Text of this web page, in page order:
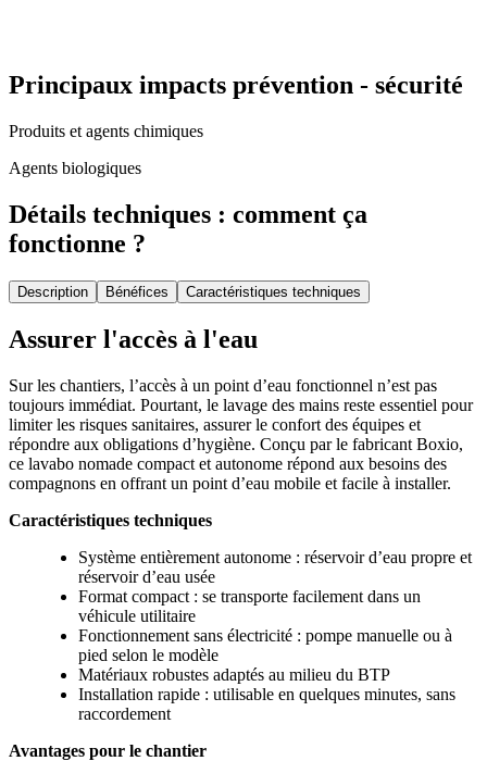
Principaux impacts prévention - sécurité
Produits et agents chimiques
Agents biologiques
Détails techniques : comment ça
fonctionne ?
Description Bénéfices Caractéristiques techniques
Assurer l'accès à l'eau
Sur les chantiers, l’accès à un point d’eau fonctionnel n’est pas
toujours immédiat. Pourtant, le lavage des mains reste essentiel pour
limiter les risques sanitaires, assurer le confort des équipes et
répondre aux obligations d’hygiène. Conçu par le fabricant Boxio,
ce lavabo nomade compact et autonome répond aux besoins des
compagnons en offrant un point d’eau mobile et facile à installer.
Caractéristiques techniques
Système entièrement autonome : réservoir d’eau propre et
réservoir d’eau usée
Format compact : se transporte facilement dans un
véhicule utilitaire
Fonctionnement sans électricité : pompe manuelle ou à
pied selon le modèle
Matériaux robustes adaptés au milieu du BTP
Installation rapide : utilisable en quelques minutes, sans
raccordement
Avantages pour le chantier